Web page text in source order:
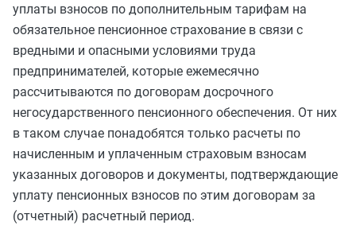
уплаты взносов по дополнительным тарифам на
обязательное пенсионное страхование в связи с
вредными и опасными условиями труда
предпринимателей, которые ежемесячно
рассчитываются по договорам досрочного
негосударственного пенсионного обеспечения. От них
в таком случае понадобятся только расчеты по
начисленным и уплаченным страховым взносам
указанных договоров и документы, подтверждающие
уплату пенсионных взносов по этим договорам за
(отчетный) расчетный период.